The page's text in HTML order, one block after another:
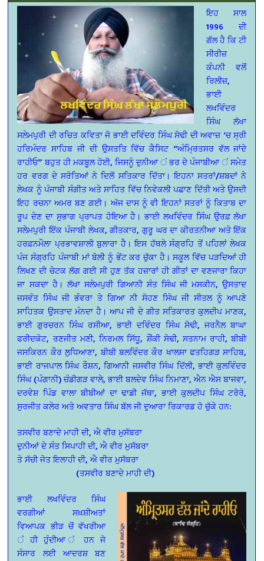
ਇਹ ਸਾਲ
1996 ਦੀ
ਗੱਲ ਹੈ ਕਿ ਟੀ
ਸੀਰੀਜ਼
ਕੰਪਨੀ ਵਲੋਂ
ਰਿਲੀਜ਼,
ਭਾਈ
ਲਖਵਿੰਦਰ
ਸਿੰਘ ਲੱਖਾ
ਸਲੇਮਪੁਰੀ ਦੀ ਰਚਿਤ ਕਵਿਤਾ ਜੋ ਭਾਈ ਦਵਿੰਦਰ ਸਿੰਘ ਸੋਢੀ ਦੀ ਅਵਾਜ਼ ‘ਚ ਸ੍ਰੀ
ਹਰਿਮੰਦਰ ਸਾਹਿਬ ਜੀ ਦੀ ਉਸਤਤਿ ਵਿੱਚ ਕੈਸਿਟ “ਅੰਮ੍ਰਿਤਸਰ ਵੱਲ ਜਾਂਦੇ
ਰਾਹੀਓ” ਬਹੁਤ ਹੀ ਮਕਬੂਲ ਹੋਈ, ਜਿਸਨੂੰ ਦੁਨੀਆ ਂ ਭਰ ਦੇ ਪੰਜਾਬੀਆ ਂ ਸਮੇਤ
ਹਰ ਵਰਗ ਦੇ ਸਰੋਤਿਆਂ ਨੇ ਦਿਲੋਂ ਸਤਿਕਾਰ ਦਿੱਤਾ। ਇਹਨਾ ਸਤਰਾਂ/ਸ਼ਬਦਾਂ ਨੇ
ਲੇਖਕ ਨੂੰ ਪੰਜਾਬੀ ਸੰਗੀਤ ਅਤੇ ਸਾਹਿਤ ਵਿੱਚ ਨਿਵੇਕਲੀ ਪਛਾਣ ਦਿੱਤੀ ਅਤੇ ਉਸਦੀ
ਇਹ ਰਚਨਾ ਅਮਰ ਬਣ ਗਈ। ਅੱਜ ਦਾਸ ਨੂੰ ਵੀ ਇਹਨਾਂ ਸਤਰਾਂ ਨੂੰ ਕਿਤਾਬ ਦਾ
ਰੂਪ ਦੇਣ ਦਾ ਸੁਭਾਗ ਪ੍ਰਾਪਤ ਹੋਇਆ ਹੈ। ਭਾਈ ਲਖਵਿੰਦਰ ਸਿੰਘ ਉਰਫ਼ ਲੱਖਾ
ਸਲੇਮਪੁਰੀ ਇੱਕ ਪੰਜਾਬੀ ਲੇਖਕ, ਗੀਤਕਾਰ, ਗੁਰੂ ਘਰ ਦਾ ਕੀਰਤਨੀਆ ਅਤੇ ਇੱਕ
ਹਰਫ਼ਨਮੌਲਾ ਪ੍ਰਭਾਵਸ਼ਾਲੀ ਬੁਲਾਰਾ ਹੈ। ਇਸ ਹੱਥਲੇ ਸੰਗ੍ਰਹਿ ਤੋਂ ਪਹਿਲਾਂ ਲੇਖਕ
ਪੰਜ ਸੰਗ੍ਰਹਿ ਪੰਜਾਬੀ ਮਾਂ ਬੋਲੀ ਨੂੰ ਭੇਂਟ ਕਰ ਚੁੱਕਾ ਹੈ। ਸਕੂਲ ਵਿੱਚ ਪੜਦਿਆਂ ਹੀ
ਲਿਖਣ ਦੀ ਚੇਟਕ ਲੱਗ ਗਈ ਸੀ ਹੁਣ ਤੱਕ ਹਜ਼ਾਰਾਂ ਹੀ ਗੀਤਾਂ ਦਾ ਵਣਜਾਰਾ ਕਿਹਾ
ਜਾ ਸਕਦਾ ਹੈ। ਲੱਖਾ ਸਲੇਮਪੁਰੀ ਗਿਆਨੀ ਸੰਤ ਸਿੰਘ ਜੀ ਮਸਕੀਨ, ਉਸਤਾਦ
ਜਸਵੰਤ ਸਿੰਘ ਜੀ ਭੰਵਰਾ ਤੇ ਗਿਆ ਨੀ ਸੋਹਣ ਸਿੰਘ ਜੀ ਸੀਤਲ ਨੂੰ ਆਪਣੇ
ਸਾਹਿਤਕ ਉਸਤਾਦ ਮੰਨਦਾ ਹੈ। ਆਪ ਜੀ ਦੇ ਗੀਤ ਸਤਿਕਾਰਤ ਕੁਲਦੀਪ ਮਾਣਕ,
ਭਾਈ ਗੁਰਚਰਨ ਸਿੰਘ ਰਸੀਆ, ਭਾਈ ਦਵਿੰਦਰ ਸਿੰਘ ਸੋਢੀ, ਜਰਨੈਲ ਬਾਘਾ
ਫਰੀਦਕੋਟ, ਰਣਜੀਤ ਮਣੀ, ਨਿਰਮਲ ਸਿੱਧੂ, ਸ਼ੌਂਕੀ ਸੋਢੀ, ਸਤਨਾਮ ਰਾਹੀ, ਬੀਬੀ
ਜਸਕਿਰਨ ਕੌਰ ਲੁਧਿਆਣਾ, ਬੀਬੀ ਬਲਵਿੰਦਰ ਕੌਰ ਖਾਲਸਾ ਫਤਹਿਗੜ ਸਾਹਿਬ,
ਭਾਈ ਰਾਜਪਾਲ ਸਿੰਘ ਰੌਸ਼ਨ, ਗਿਆਨੀ ਜਸਵੀਰ ਸਿੰਘ ਦਿੱਲੀ, ਭਾਈ ਕੁਲਵਿੰਦਰ
ਸਿੰਘ (ਪੰਗਾਨੀ) ਚੰਡੀਗੜ ਵਾਲੇ, ਭਾਈ ਬਲਦੇਵ ਸਿੰਘ ਨਿਮਾਣਾ, ਐਨ ਐਸ ਬਾਜਵਾ,
ਦਰਵੇਸ਼ ਪਿੰਡ ਵਾਲਾ ਬੀਬੀਆਂ ਦਾ ਢਾਡੀ ਜੱਥਾ, ਭਾਈ ਕੁਲਦੀਪ ਸਿੰਘ ਟਰੋਰੋ,
ਸੁਰਜੀਤ ਕਲੇਰ ਅਤੇ ਅਵਤਾਰ ਸਿੰਘ ਬੱਲ ਜੀ ਦੁਆਰਾ ਰਿਕਾਰਡ ਹੋ ਚੁੱਕੇ ਹਨ:
ਤਸਵੀਰ ਬਣਾਦੇ ਮਾਹੀ ਦੀ, ਐ ਵੀਰ ਮੁਸੱਬਰਾ
ਦੁਨੀਆਂ ਦੇ ਸੰਤ ਸਿਪਾਹੀ ਦੀ, ਐ ਵੀਰ ਮੁਸੱਬਰਾ
ਤੇ ਸੱਚੀ ਜੋਤ ਇਲਾਹੀ ਦੀ, ਐ ਵੀਰ ਮੁਸੱਬਰਾ
(ਤਸਵੀਰ ਬਣਾਦੇ ਮਾਹੀ ਦੀ)
ਭਾਈ ਲਖਵਿੰਦਰ ਸਿੰਘ
ਵਰਗੀਆਂ ਸਖ਼ਸ਼ੀਅਤਾਂ
ਵਿਆਪਕ ਭੀੜ ਚੋਂ ਵੱਖਰੀਆ
ਂ ਹੀ ਹੁੰਦੀਆ ਂ ਹਨ ਜੋ
ਸੰਸਾਰ ਲਈ ਆਦਰਸ਼ ਬਣ